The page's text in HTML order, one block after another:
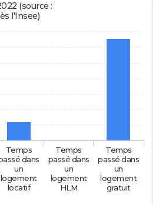
(source :
l'Insee)
Temps
dans
un
logement
locatif
Temps
passé dans
un
logement
HLM
Temps
passé dans
un
logement
gratuit